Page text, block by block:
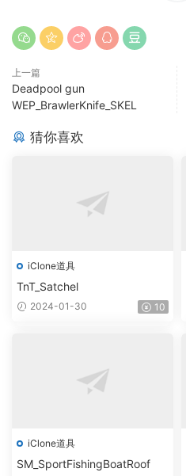
上一篇
Deadpool gun
WEP_BrawlerKnife_SKEL
猜你喜欢
iClone道具
TnT_Satchel
2024-01-30 10
iClone道具
SM_SportFishingBoatRoof